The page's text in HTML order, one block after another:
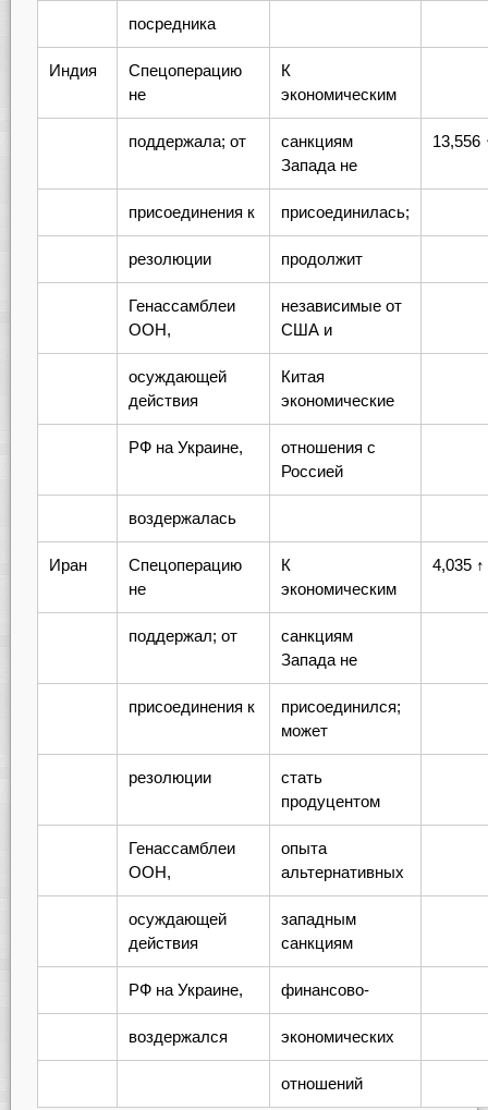
посредника
Индия
Спецоперацию
не
К
экономическим
поддержала; от
санкциям
Запада не
13,556
присоединения к присоединилась;
резолюции продолжит
Генассамблеи
ООН,
независимые от
США и
осуждающей
действия
Китая
экономические
РФ на Украине,
отношения с
Россией
воздержалась
Иран
Спецоперацию
не
К
экономическим
4,035 ↑
поддержал; от
санкциям
Запада не
присоединения к
присоединился;
может
резолюции
стать
продуцентом
Генассамблеи
ООН,
опыта
альтернативных
осуждающей
действия
западным
санкциям
РФ на Украине, финансово-
воздержался экономических
отношений